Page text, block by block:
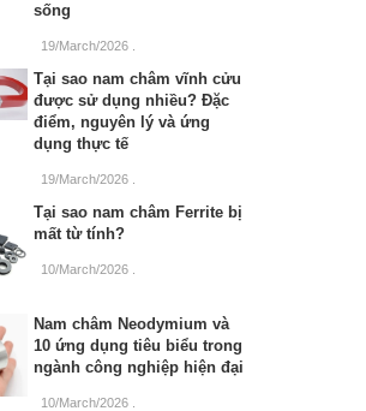
sống
19/March/2026
Tại sao nam châm vĩnh cửu
được sử dụng nhiều? Đặc
điểm, nguyên lý và ứng
dụng thực tế
19/March/2026
Tại sao nam châm Ferrite bị
mất từ tính?
10/March/2026
Nam châm Neodymium và
10 ứng dụng tiêu biểu trong
ngành công nghiệp hiện đại
10/March/2026